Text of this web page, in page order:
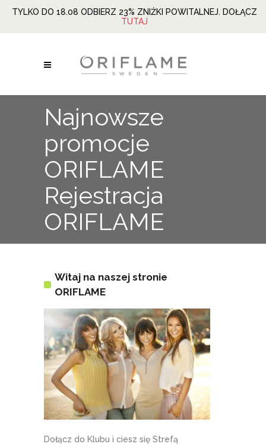
TYLKO DO 18.08 ODBIERZ 23% ZNIŻKI POWITALNEJ. DOŁĄCZ
TUTAJ
Najnowsze
promocje
ORIFLAME
Rejestracja
ORIFLAME
Witaj na naszej stronie
ORIFLAME
Dołącz do Klubu i ciesz się Strefą